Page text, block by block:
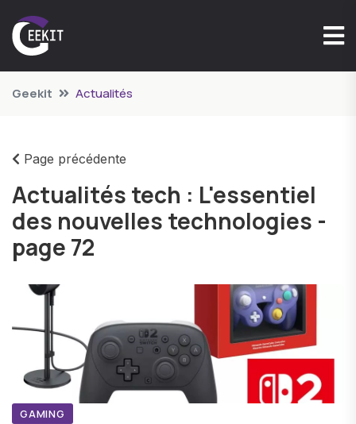
Geekit Actualités
Page précédente
Actualités tech : L'essentiel
des nouvelles technologies -
page 72
GAMING